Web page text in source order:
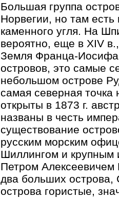
Большая группа
Норвегии, но там
каменного угля. На
вероятно, еще в XIV
Земля Франца-
островов, это самые
небольшом острове
самая северная
открыты в 1873 г.
названы в честь
существование
русским морским
Шиллингом и крупным
Петром
два больших
острова гористые,